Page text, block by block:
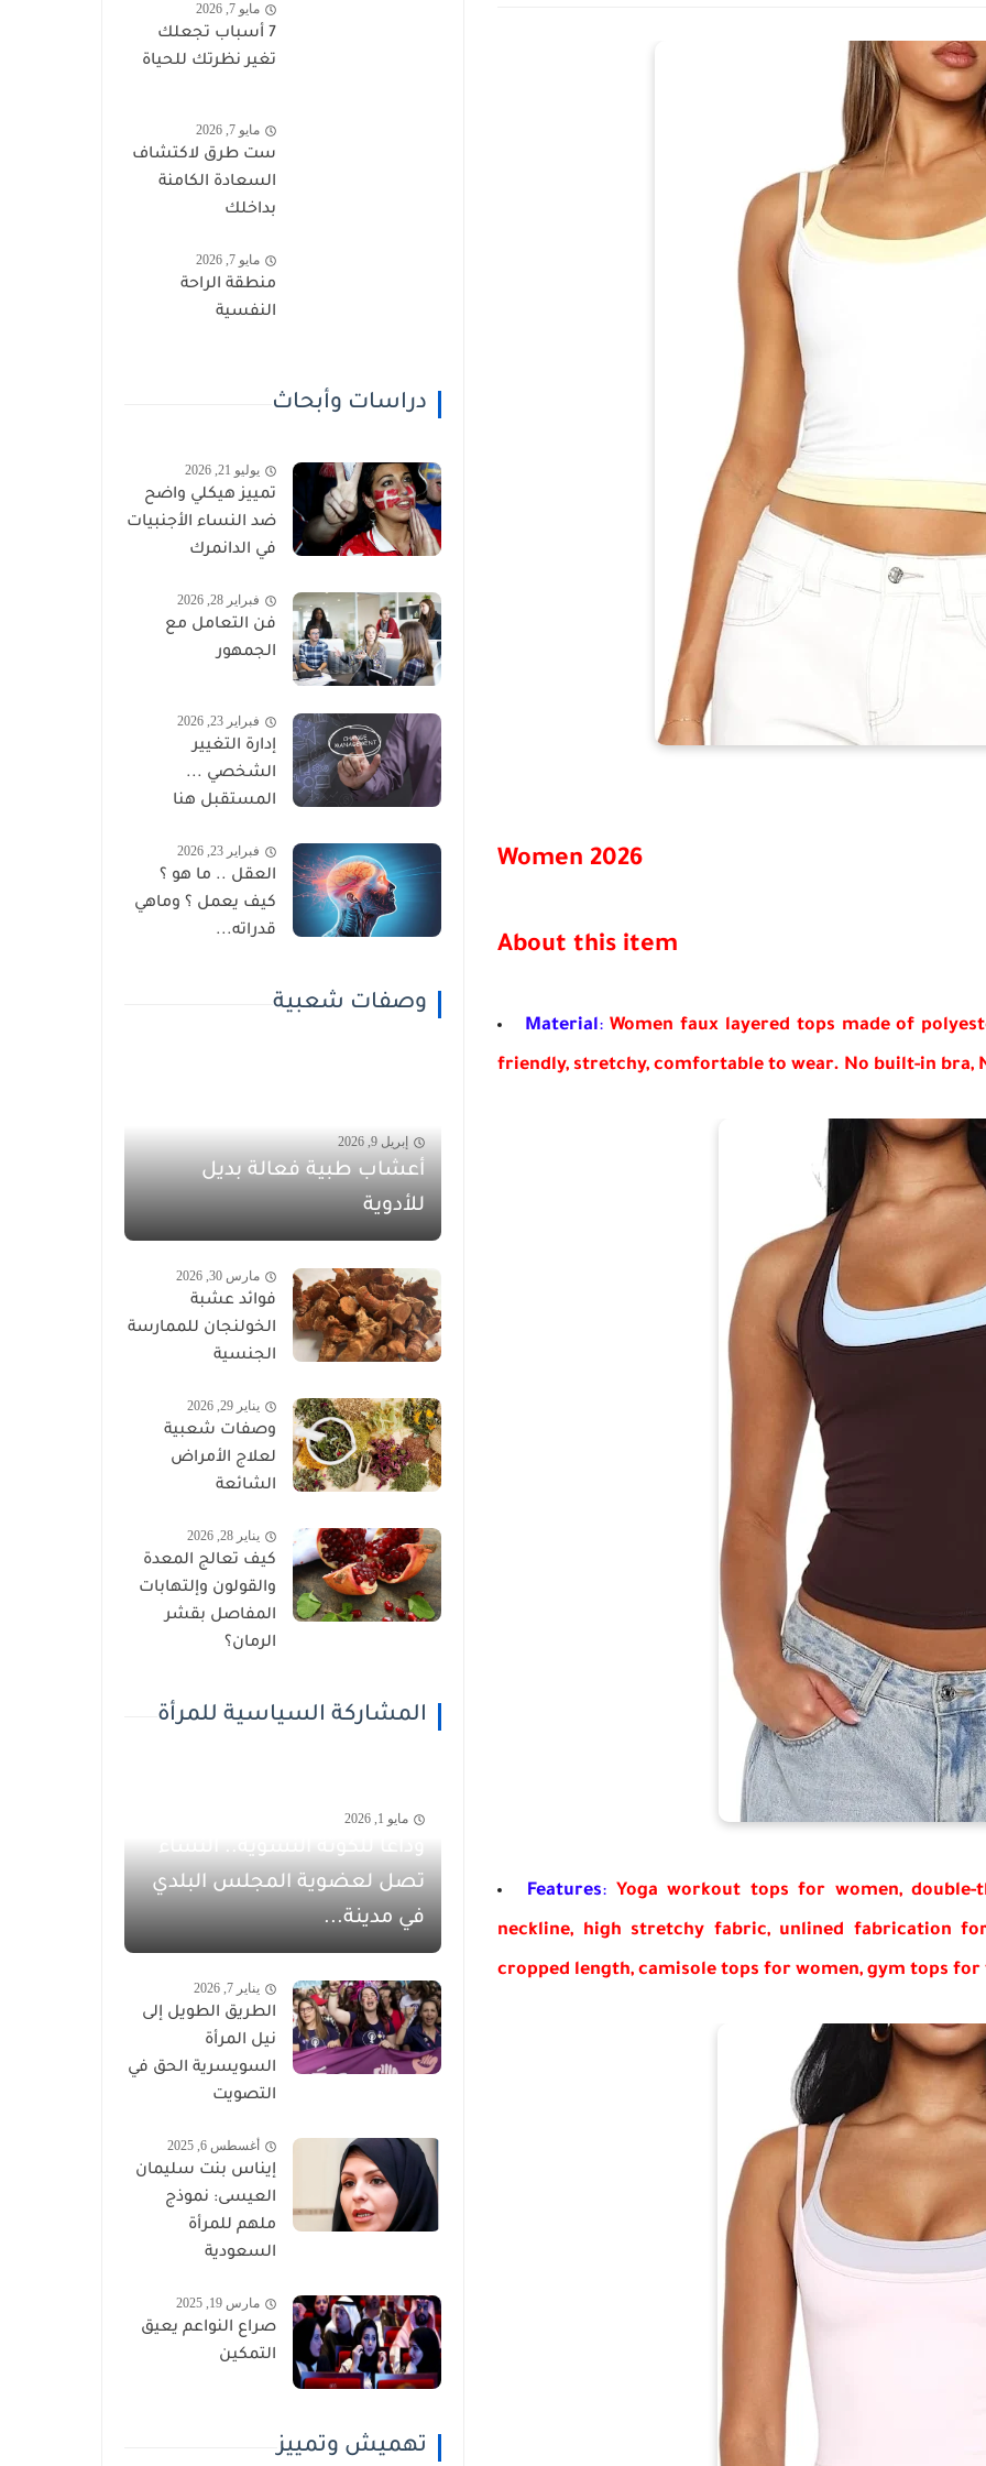
Women 2026
About this item
Material: Women faux layered tops made of
friendly, stretchy, comfortable to wear. No built-in bra,
Features: Yoga workout tops for women,
neckline, high stretchy fabric, unlined fabrication
cropped length, camisole tops for women, gym tops
مايو 7, 2026
7 أسباب تجعلك
تغير نظرتك للحياة
مايو 7, 2026
ست طرق لاكتشاف
السعادة الكامنة
بداخلك
مايو 7, 2026
منطقة الراحة
النفسية
دراسات وأبحاث
يوليو 21, 2026
تمييز هيكلي واضح
ضد النساء الأجنبيات
في الدانمرك
فبراير 28, 2026
فن التعامل مع
الجمهور
فبراير 23, 2026
إدارة التغيير
الشخصي ...
المستقبل هنا
فبراير 23, 2026
العقل .. ما هو ؟
كيف يعمل ؟ وماهي
قدراته...
وصفات شعبية
إبريل 9, 2026
أعشاب طبية فعالة بديل
للأدوية
مارس 30, 2026
فوائد عشبة
الخولنجان للممارسة
الجنسية
يناير 29, 2026
وصفات شعبية
لعلاج الأمراض
الشائعة
يناير 28, 2026
كيف تعالج المعدة
والقولون وإلتهابات
المفاصل بقشر
الرمان؟
المشاركة السياسية للمرأة
مايو 1, 2026
وداعاً للكوتة النسوية.. النساء
تصل لعضوية المجلس البلدي
في مدينة...
يناير 7, 2026
الطريق الطويل إلى
نيل المرأة
السويسرية الحق في
التصويت
أغسطس 6, 2025
إيناس بنت سليمان
العيسى: نموذج
ملهم للمرأة
السعودية
مارس 19, 2025
صراع النواعم يعيق
التمكين
تهميش وتمييز